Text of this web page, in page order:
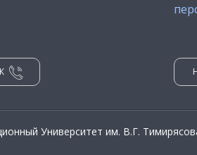
Университет им. В.Г.